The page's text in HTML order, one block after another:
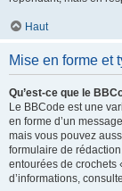
Haut
Mise en forme et
Qu’est-ce que le
Le BBCode est une
en forme d’un
mais vous pouvez
formulaire de
entourées de crochets
d’informations,